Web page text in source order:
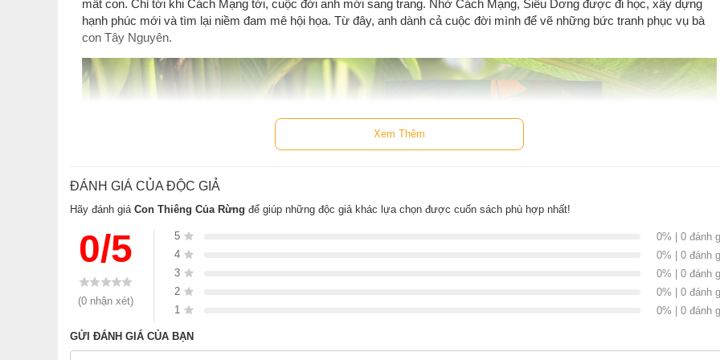
mất con. Chỉ tới khi Cách Mạng tới, cuộc đời anh mới sang trang. Nhờ Cách Mạng, Siêu Dơng được đi học, xây dựng
hạnh phúc mới và tìm lại niềm đam mê hội họa. Từ đây, anh dành cả cuộc đời mình để vẽ những bức tranh phục vụ bà
con Tây Nguyên.
Xem Thêm
ĐÁNH GIÁ CỦA ĐỘC GIẢ
Hãy đánh giá Con Thiêng Của Rừng để giúp những độc giả khác lựa chọn được cuốn sách phù hợp nhất!
0/5
(0 nhận xét)
5
0% | 0 đánh
4
0% | 0 đánh
3
0% | 0 đánh
2
0% | 0 đánh
1
0% | 0 đánh
GỬI ĐÁNH GIÁ CỦA BẠN